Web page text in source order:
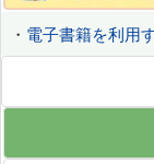
・ 電子書籍を利用